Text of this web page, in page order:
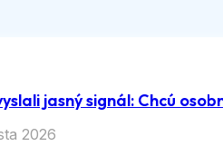
jasný signál: Chcú
2026